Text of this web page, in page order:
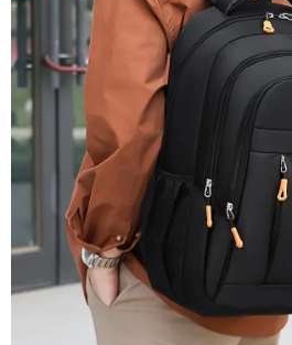
hvězdiček.